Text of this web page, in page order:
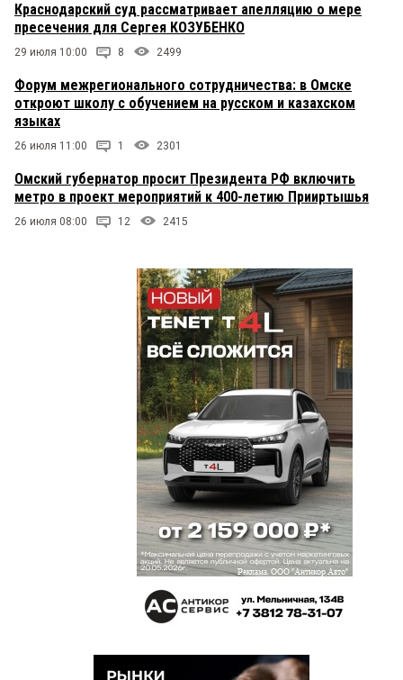
Краснодарский суд рассматривает апелляцию о мере
пресечения для Сергея КОЗУБЕНКО
29 июля 10:00 8 2499
Форум межрегионального сотрудничества: в Омске
откроют школу с обучением на русском и казахском
языках
26 июля 11:00 1 2301
Омский губернатор просит Президента РФ включить
метро в проект мероприятий к 400-летию Прииртышья
26 июля 08:00 12 2415